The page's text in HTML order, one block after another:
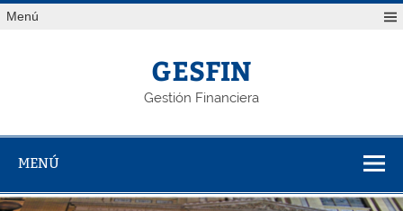
Saltar
alMenú
GESFIN
Gestión Financiera
MENÚ